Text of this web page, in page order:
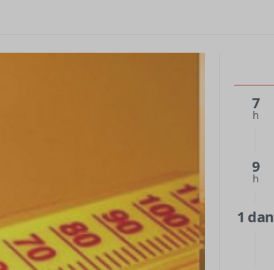
7
h
9
h
1 dan